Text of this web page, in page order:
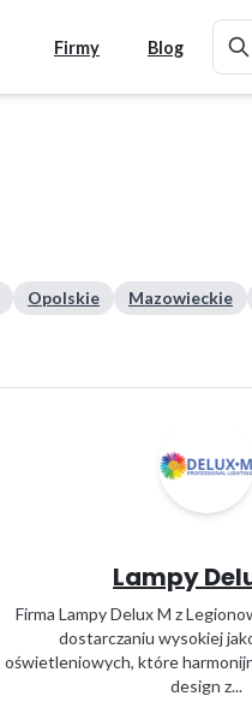
Firmy Blog
Opolskie Mazowieckie
Lampy
Firma Lampy Delux M z
dostarczaniu wysokiej
oświetleniowych, które
design z...